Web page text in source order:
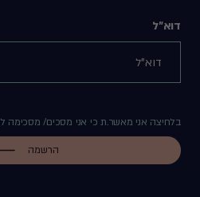
דוא"ל
בלחיצה אני מאשר.ת כי אני מסכים/ מסכימה ל
הרשמה